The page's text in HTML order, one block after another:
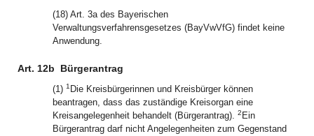
(18) Art. 3a des Bayerischen
Verwaltungsverfahrensgesetzes (BayVwVfG) findet keine
Anwendung.
Art. 12b Bürgerantrag
(1) 1 Die Kreisbürgerinnen und Kreisbürger können
beantragen, dass das zuständige Kreisorgan eine
Kreisangelegenheit behandelt (Bürgerantrag). 2 Ein
Bürgerantrag darf nicht Angelegenheiten zum Gegenstand